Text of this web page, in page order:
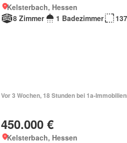
Kelsterbach, Hessen
8 Zimmer
1 Badezimmer
Vor 3 Wochen, 18 Stunden bei 1a-
450.000 €
Kelsterbach, Hessen